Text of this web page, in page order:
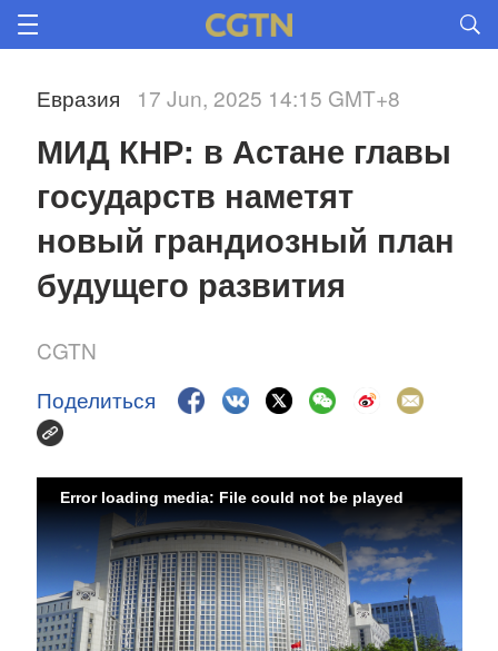
Евразия 17 Jun, 2025 14:15 GMT+8
МИД КНР: в Астане главы
государств наметят
новый грандиозный план
будущего развития
CGTN
Поделиться
Error loading media: File could not be played